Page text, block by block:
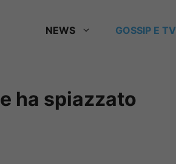
NEWS GOSSIP E TV
ha spiazzato